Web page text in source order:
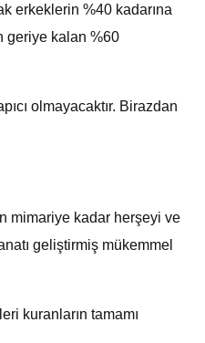
erkeklerin %40 kadarına
geriye kalan %60
olmayacaktır. Birazdan
mimariye kadar herşeyi ve
geliştirmiş mükemmel
kuranların tamamı